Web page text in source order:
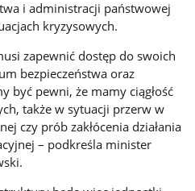
i administracji państwowej
kryzysowych.
zapewnić dostęp do swoich
bezpieczeństwa oraz
być pewni, że mamy ciągłość
także w sytuacji przerw w
czy prób zakłócenia działania
– podkreśla minister